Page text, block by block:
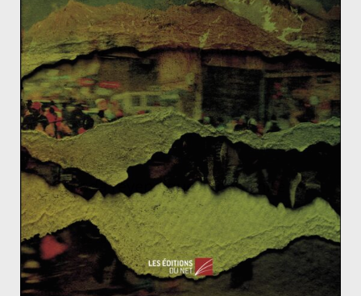
Le Xinjiang, enjeux nationaux et
internationaux
24 mai 2014 1
Le Canada revendique la paternité du
père Noël : la lutte pour le pôle Nord
8 décembre 2013 0